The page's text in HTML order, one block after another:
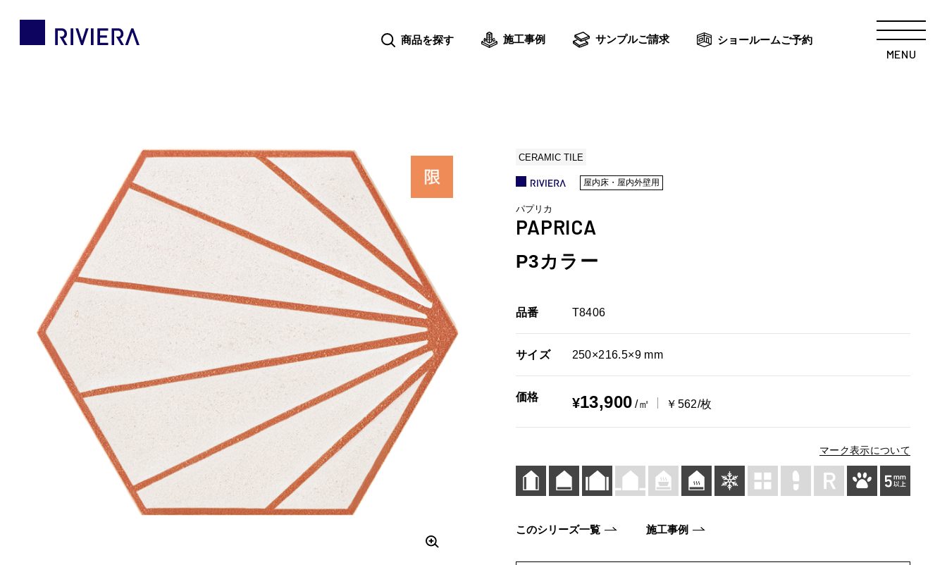
商品を探す 施工事例 サンプルご請求 ショールームご予約
MENU
CERAMIC TILE
屋内床・屋内外壁用
パプリカ
PAPRICA
P3カラー
品番 T8406
サイズ 250×216.5×9 mm
価格 ¥13,900 /㎡ ￥562/枚
マーク表示について
このシリーズ一覧 施工事例